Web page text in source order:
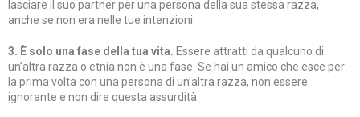
lasciare il suo partner per una persona della sua stessa razza,
anche se non era nelle tue intenzioni.
3. È solo una fase della tua vita. Essere attratti da qualcuno di
un’altra razza o etnia non è una fase. Se hai un amico che esce per
la prima volta con una persona di un’altra razza, non essere
ignorante e non dire questa assurdità.